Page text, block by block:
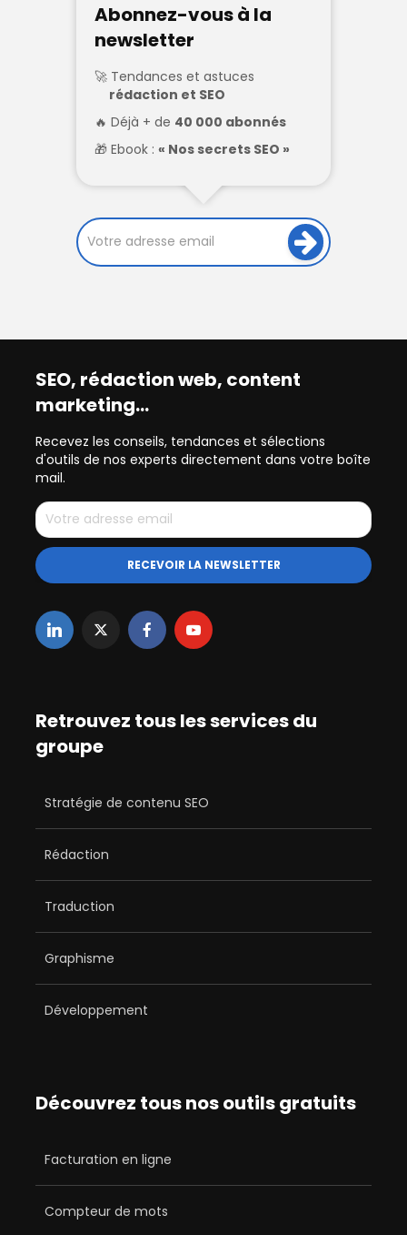
Abonnez-vous à la
newsletter
Tendances et astuces
rédaction et SEO
Déjà + de 40 000 abonnés
Ebook : « Nos secrets SEO »
SEO, rédaction web, content
marketing…
Recevez les conseils, tendances et sélections
d'outils de nos experts directement dans votre boîte
mail.
Retrouvez tous les services du
groupe
Stratégie de contenu SEO
Rédaction
Traduction
Graphisme
Développement
Découvrez tous nos outils gratuits
Facturation en ligne
Compteur de mots